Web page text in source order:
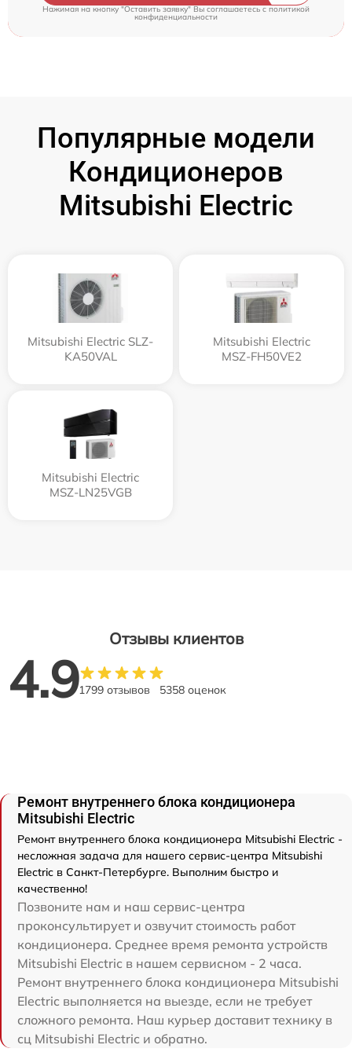
Нажимая на кнопку "Оставить заявку" Вы соглашаетесь c политикой
конфиденциальности
Популярные модели
Кондиционеров
Mitsubishi Electric
Mitsubishi Electric SLZ-
KA50VAL
Mitsubishi Electric
MSZ-FH50VE2
Mitsubishi Electric
MSZ-LN25VGB
Отзывы клиентов
4.91799 отзывов 5358 оценок
Ремонт внутреннего блока кондиционера
Mitsubishi Electric
Ремонт внутреннего блока кондиционера Mitsubishi Electric -
несложная задача для нашего сервис-центра Mitsubishi
Electric в Санкт-Петербурге. Выполним быстро и
качественно!
Позвоните нам и наш сервис-центра
проконсультирует и озвучит стоимость работ
кондиционера. Среднее время ремонта устройств
Mitsubishi Electric в нашем сервисном - 2 часа.
Ремонт внутреннего блока кондиционера Mitsubishi
Electric выполняется на выезде, если не требует
сложного ремонта. Наш курьер доставит технику в
сц Mitsubishi Electric и обратно.